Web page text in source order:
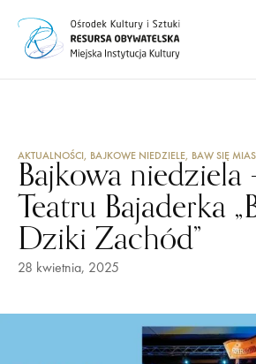
AKTUALNOŚCI, BAJKOWE NIEDZIELE, BAW SIĘ
Bajkowa niedziela
Teatru Bajaderka
Dziki Zachód”
28 kwietnia, 2025